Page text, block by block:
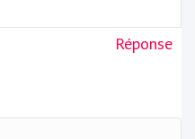
Réponse